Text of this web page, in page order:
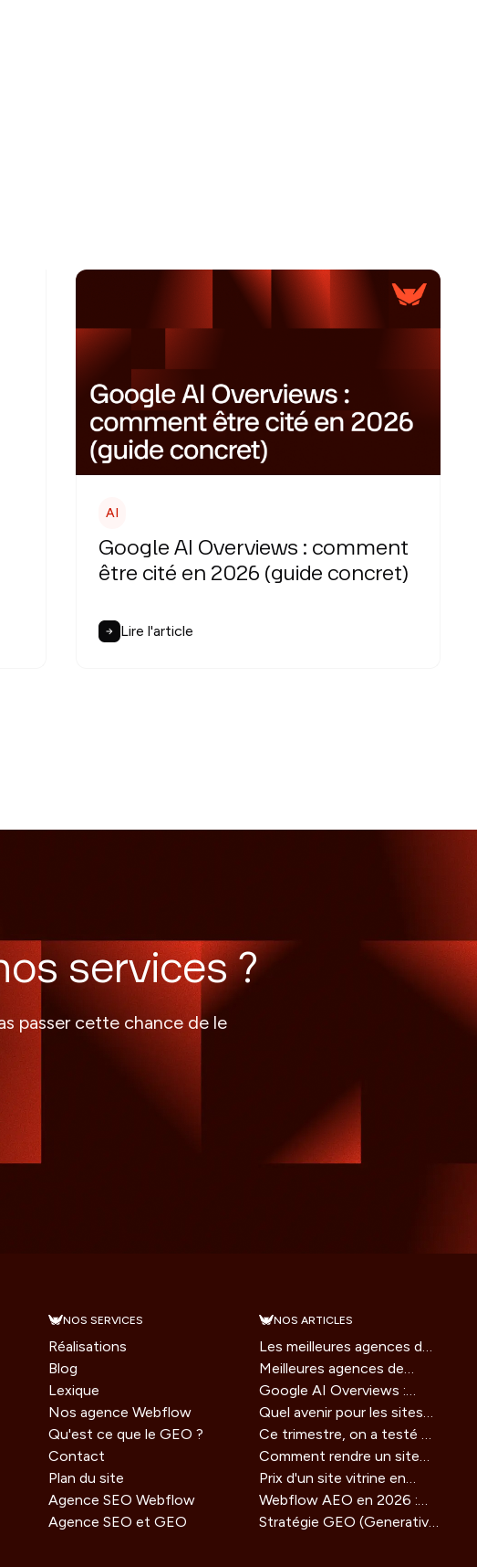
AI
Google AI Overviews : comment
être cité en 2026 (guide concret)
Lire l'article
services ?
passer cette chance de le
NOS SERVICES
Réalisations
Blog
Lexique
Nos agence Webflow
Qu'est ce que le GEO ?
Contact
Plan du site
Agence SEO Webflow
Agence SEO et GEO
NOS ARTICLES
Les meilleures agences de
branding en France en
2026
Meilleures agences de
développement logiciel :
notre comparatif 2026
Google AI Overviews :
comment être cité en
2026 (guide concret)
Quel avenir pour les sites
web à l’ère des assistants
IA ?
Ce trimestre, on a testé 4
outils IA pour le SEO et
GEO : verdict honnête
Comment rendre un site
agent ready en 2026 (guide
technique)
Prix d'un site vitrine en
2026 : combien ça coûte
vraiment ?
Webflow AEO en 2026 :
comment optimiser votre
Stratégie GEO (Generative